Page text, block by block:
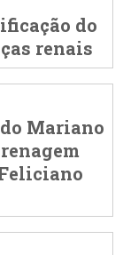
do
renais
Mariano